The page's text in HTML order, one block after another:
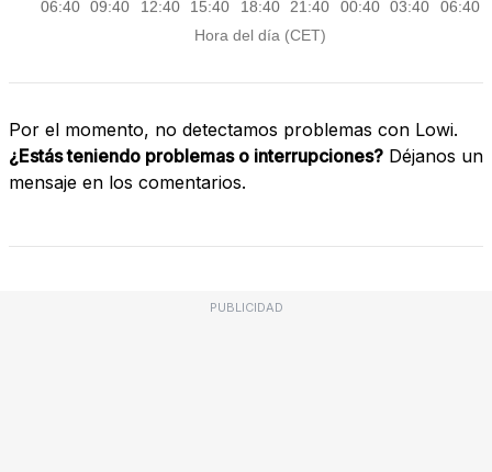
Por el momento, no detectamos problemas con Lowi.
¿Estás teniendo problemas o interrupciones? Déjanos un
mensaje en los comentarios.
PUBLICIDAD